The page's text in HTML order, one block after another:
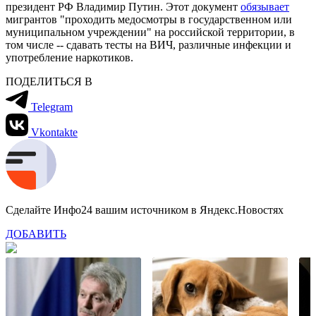
президент РФ Владимир Путин. Этот документ обязывает
мигрантов "проходить медосмотры в государственном или
муниципальном учреждении" на российской территории, в
том числе -- сдавать тесты на ВИЧ, различные инфекции и
употребление наркотиков.
ПОДЕЛИТЬСЯ В
Telegram
Vkontakte
Сделайте Инфо24 вашим источником в Яндекс.Новостях
ДОБАВИТЬ